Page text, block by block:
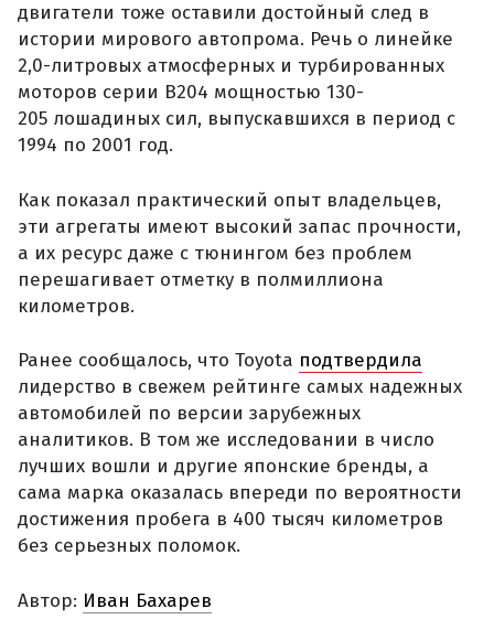
двигатели тоже оставили достойный след в
истории мирового автопрома. Речь о линейке
2,0-литровых атмосферных и турбированных
моторов серии B204 мощностью 130-
205 лошадиных сил, выпускавшихся в период с
1994 по 2001 год.
Как показал практический опыт владельцев,
эти агрегаты имеют высокий запас прочности,
а их ресурс даже с тюнингом без проблем
перешагивает отметку в полмиллиона
километров.
Ранее сообщалось, что Toyota подтвердила
лидерство в свежем рейтинге самых надежных
автомобилей по версии зарубежных
аналитиков. В том же исследовании в число
лучших вошли и другие японские бренды, а
сама марка оказалась впереди по вероятности
достижения пробега в 400 тысяч километров
без серьезных поломок.
Автор: Иван Бахарев